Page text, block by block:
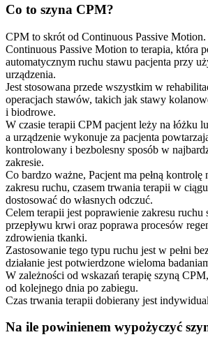
Co to szyna CPM?
CPM to skrót od Continuous Passive Motion.
Continuous Passive Motion to terapia, która
automatycznym ruchu stawu pacjenta przy
urządzenia.
Jest stosowana przede wszystkim w
operacjach stawów, takich jak stawy
i biodrowe.
W czasie terapii CPM pacjent leży na łóżku
a urządzenie wykonuje za pacjenta
kontrolowany i bezbolesny sposób w
zakresie.
Co bardzo ważne, Pacjent ma pełną kontrolę
zakresu ruchu, czasem trwania terapii w
dostosować do własnych odczuć.
Celem terapii jest poprawienie zakresu ruchu
przepływu krwi oraz poprawa procesów
zdrowienia tkanki.
Zastosowanie tego typu ruchu jest w pełni
działanie jest potwierdzone wieloma
W zależności od wskazań terapię szyną
od kolejnego dnia po zabiegu.
Czas trwania terapii dobierany jest
Na ile powinienem wypożyczyć